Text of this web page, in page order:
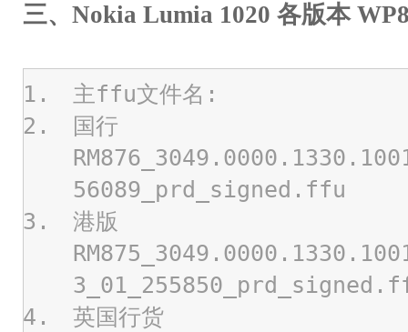
三、Nokia Lumia 1020 各版本
主ffu文件名:
国行
56089_prd_signed.ffu
港版
英国行货